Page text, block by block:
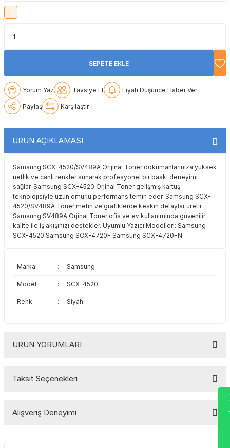
Olivetti
Panasonic
Samsung
Sharp
Toshiba
Olivetti
Panasonic
Sharp
Toshiba
Triumph Adler
Panasonic
Pantum
Utax
Xerox
Utax
Xerox
SEPETE EKLE
Yorum Yaz Tavsiye Et Fiyatı Düşünce Haber Ver
Paylaş Karşılaştır
ÜRÜN AÇIKLAMASI
Samsung SCX-4520/SV489A Orijinal Toner dokümanlarınıza yüksek
netlik ve canlı renkler sunarak profesyonel bir baskı deneyimi
sağlar. Samsung SCX-4520 Orjinal Toner gelişmiş kartuş
teknolojisiyle uzun ömürlü performans temin eder. Samsung SCX-
4520/SV489A Toner metin ve grafiklerde keskin detaylar üretir.
Samsung SV489A Orjinal Toner ofis ve ev kullanımında güvenilir
kalite ile iş akışınızı destekler. Uyumlu Yazıcı Modelleri: Samsung
SCX-4520 Samsung SCX-4720F Samsung SCX-4720FN
Marka : Samsung
Model : SCX-4520
Renk : Siyah
ÜRÜN YORUMLARI
Taksit Seçenekleri
Alışveriş Deneyimi